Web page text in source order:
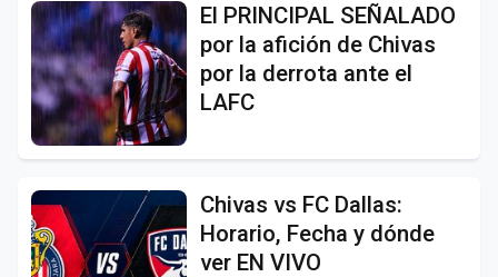
El PRINCIPAL SEÑALADO
por la afición de Chivas
por la derrota ante el
LAFC
Chivas vs FC Dallas:
Horario, Fecha y dónde
ver EN VIVO